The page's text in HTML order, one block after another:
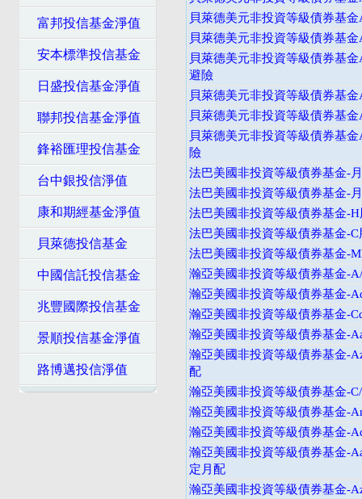
富邦投信基金淨值
安本標準投信基金
日盛投信基金淨值
聯邦投信基金淨值
鋒裕匯理投信基金
台中銀投信淨值
康和期經基金淨值
貝萊德投信基金
中國信託投信基金
兆豐國際投信基金
景順投信基金淨值
路博邁投信淨值
貝萊德美元非投資等級債券基
貝萊德美元非投資等級債券基
貝萊德美元非投資等級債券基
避險
貝萊德美元非投資等級債券基金
貝萊德美元非投資等級債券基
貝萊德美元非投資等級債券基
險
法巴美國非投資等級債券基金-
法巴美國非投資等級債券基金-
法巴美國非投資等級債券基金-
法巴美國非投資等級債券基金-C
法巴美國非投資等級債券基金-
瀚亞美國非投資等級債券基金-
瀚亞美國非投資等級債券基金-
瀚亞美國非投資等級債券基金-
瀚亞美國非投資等級債券基金-
瀚亞美國非投資等級債券基金-
配
瀚亞美國非投資等級債券基金-
瀚亞美國非投資等級債券基金-
瀚亞美國非投資等級債券基金-
瀚亞美國非投資等級債券基金-
定月配
瀚亞美國非投資等級債券基金-